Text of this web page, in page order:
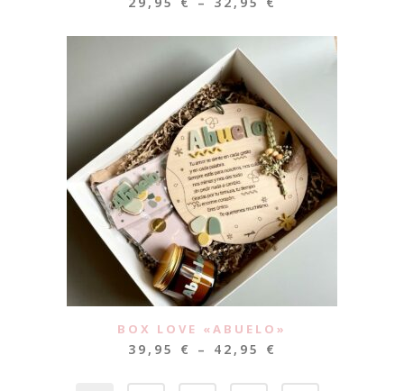
BOX LOVE «ABUELO»
39,95 € – 42,95 €